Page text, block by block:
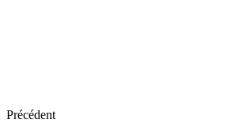
Précédent